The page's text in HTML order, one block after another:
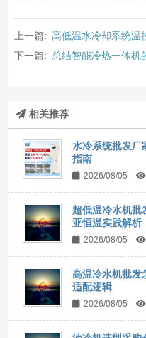
上一篇: 高低温水冷却系统温
下一篇: 总结智能冷热一体机
相关推荐
水冷系统批发厂
指南
2026/08/05
超低温冷水机批
亚恒温实践解析
2026/08/05
高温冷水机批发
适配逻辑
2026/08/05